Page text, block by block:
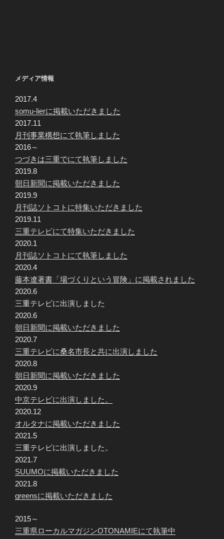
メディア情報
2017.4
somu-lierに掲載いただきました
2017.11
月刊事業構想にて執筆しました
2016～
つづきは三重でにて執筆しました
2019.8
朝日新聞に掲載いただきました
2019.9
月刊誌ソトコトに特集いただきました
2019.11
三重テレビにて特集いただきました
2020.1
月刊誌ソトコトにて執筆しました
2020.4
藤本遼著書「場づくりという冒険」に掲載されました
2020.6
三重テレビに出演しました
2020.6
朝日新聞に掲載いただきました
2020.7
三重テレビに桑名市長と共に出演しました
2020.8
朝日新聞に掲載いただきました
2020.9
中京テレビに出演しました。
2020.12
オルタナに掲載いただきました
2021.5
三重テレビに出演しました。
2021.7
SUUMOに掲載いただきました
2021.8
greensに掲載いただきました
2015～
三重県ローカルマガジンOTONAMIEにて執筆中